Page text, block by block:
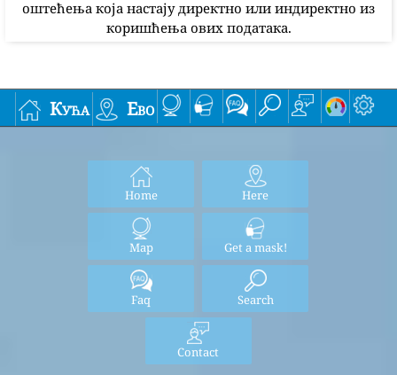
оштећења која настају директно или индиректно из
коришћења ових података.
Кућа Ево
Home Here
Map Get a mask!
Faq Search
Contact